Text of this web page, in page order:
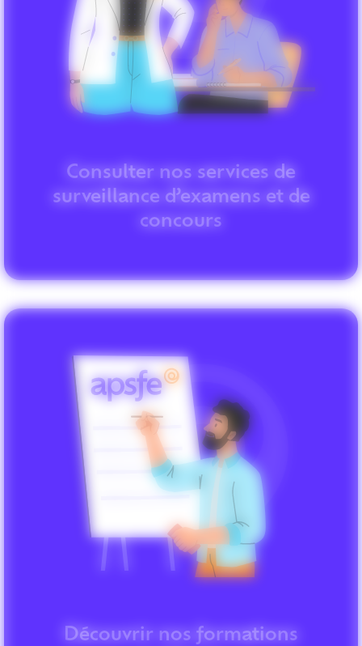
Consulter nos services de
surveillance d’examens et de
concours
Découvrir nos formations